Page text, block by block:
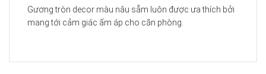
Gương tròn decor màu nâu sẫm luôn được ưa thích bởi
mang tới cảm giác ấm áp cho căn phòng.